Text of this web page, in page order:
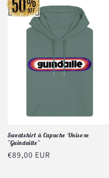
Sweatshirt à Capuche Unisexe
"Guindaille"
Prix
€89,00 EUR